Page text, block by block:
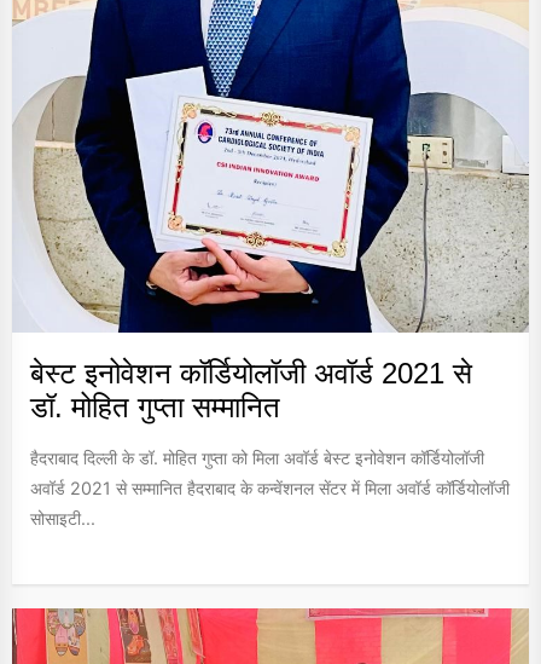
बेस्ट इनोवेशन कॉर्डियोलॉजी अवॉर्ड 2021 से
डॉ. मोहित गुप्ता सम्मानित
हैदराबाद दिल्ली के डॉ. मोहित गुप्ता को मिला अवॉर्ड बेस्ट इनोवेशन कॉर्डियोलॉजी
अवॉर्ड 2021 से सम्मानित हैदराबाद के कन्वेंशनल सेंटर में मिला अवॉर्ड कॉर्डियोलॉजी
सोसाइटी...